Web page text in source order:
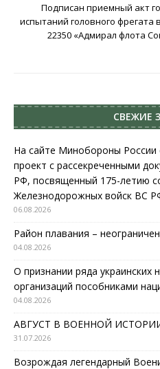
Подписан приемный акт
испытаний головного фрегата
22350 «Адмирал флота
СВЕЖИЕ
На сайте Минобороны
проект с рассекреченными
РФ, посвященный 175-летию
Железнодорожных войск ВС
06.08.2026
Район плавания – неограничен
04.08.2026
О признании ряда украинских
организаций пособниками
04.08.2026
АВГУСТ В ВОЕННОЙ
31.07.2026
Возрождая легендарный